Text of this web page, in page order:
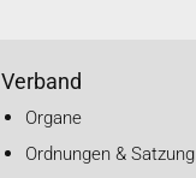
Verband
Organe
Ordnungen & Satzung